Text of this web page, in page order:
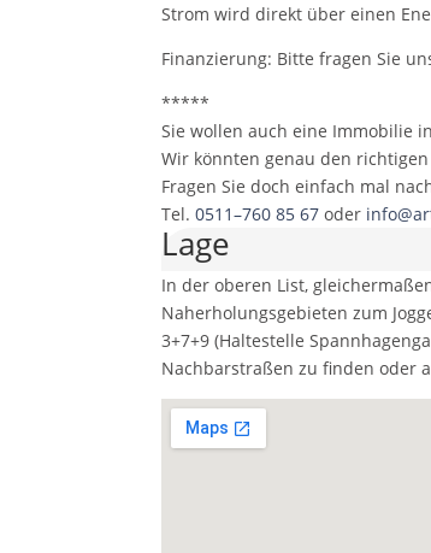
Strom wird direkt über einen
Finanzierung: Bitte fragen Sie
*****
Sie wollen auch eine Immobilie
Wir könnten genau den
Fragen Sie doch einfach mal
Tel.0511–760 85 67 oder
Lage
In der oberen List,
Naherholungsgebieten zum
3+7+9 (Haltestelle
Nachbarstraßen zu finden oder